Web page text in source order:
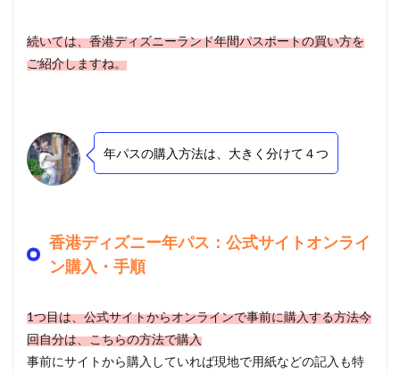
続いては、香港ディズニーランド年間パスポートの買い方を
ご紹介しますね。
年パスの購入方法は、大きく分けて４つ
香港ディズニー年パス：公式サイトオンライ
ン購入・手順
1つ目は、公式サイトからオンラインで事前に購入する方法今
回自分は、こちらの方法で購入
事前にサイトから購入していれば現地で用紙などの記入も特